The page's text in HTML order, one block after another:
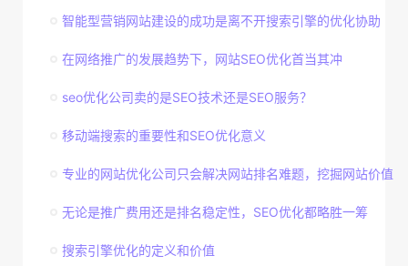
智能型营销网站建设的成功是离不开搜索引擎的优化协助
在网络推广的发展趋势下，网站SEO优化首当其冲
seo优化公司卖的是SEO技术还是SEO服务？
移动端搜索的重要性和SEO优化意义
专业的网站优化公司只会解决网站排名难题，挖掘网站价值
无论是推广费用还是排名稳定性，SEO优化都略胜一筹
搜索引擎优化的定义和价值